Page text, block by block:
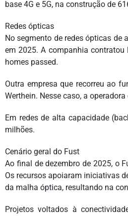
base 4G e 5G, na construção de
Redes ópticas
No segmento de redes ópticas de
em 2025. A companhia contratou
homes passed.
Outra empresa que recorreu ao
Werthein. Nesse caso, a
Em redes de alta capacidade
milhões.
Cenário geral do Fust
Ao final de dezembro de 2025, o
Os recursos apoiaram iniciativas
da malha óptica, resultando na
Projetos voltados à